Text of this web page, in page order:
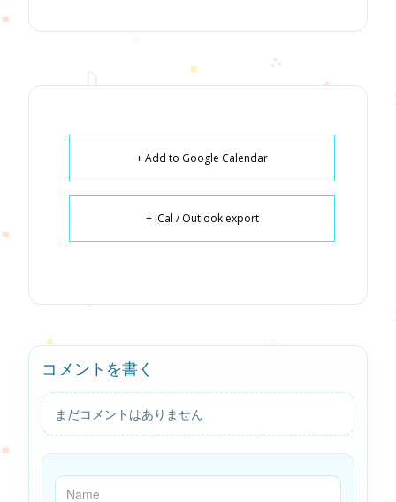
+ Add to Google Calendar
+ iCal / Outlook export
コメントを書く
まだコメントはありません